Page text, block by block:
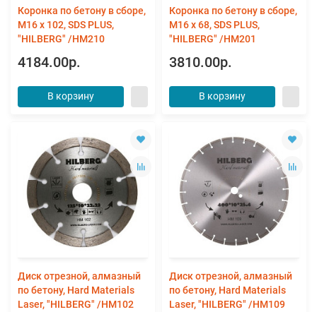
Коронка по бетону в сборе,
М16 х 102, SDS PLUS,
"HILBERG" /HM210
4184.00р.
В корзину
Коронка по бетону в сборе,
М16 х 68, SDS PLUS,
"HILBERG" /HM201
3810.00р.
В корзину
Диск отрезной, алмазный
по бетону, Hard Materials
Laser, "HILBERG" /HM102
Диск отрезной, алмазный
по бетону, Hard Materials
Laser, "HILBERG" /HM109